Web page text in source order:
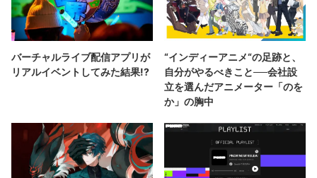
バーチャルライブ配信アプリが
リアルイベントしてみた結果!?
“インディーアニメ“の足跡と、
自分がやるべきこと──会社設
立を選んだアニメーター「のを
か」の胸中